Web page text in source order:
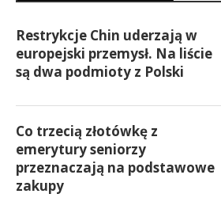
Restrykcje Chin uderzają w
europejski przemysł. Na liście
są dwa podmioty z Polski
Co trzecią złotówkę z
emerytury seniorzy
przeznaczają na podstawowe
zakupy